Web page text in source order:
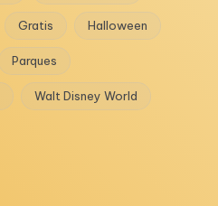
Gratis Halloween
Parques
Walt Disney World